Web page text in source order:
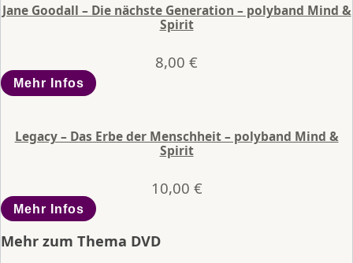
Jane Goodall – Die nächste Generation – polyband Mind &
Spirit
8,00 €
Mehr Infos
Legacy – Das Erbe der Menschheit – polyband Mind &
Spirit
10,00 €
Mehr Infos
Mehr zum Thema DVD